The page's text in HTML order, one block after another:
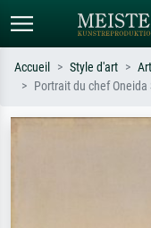
impressionnisme, vague de
Accueil Style d'art
Portrait du chef